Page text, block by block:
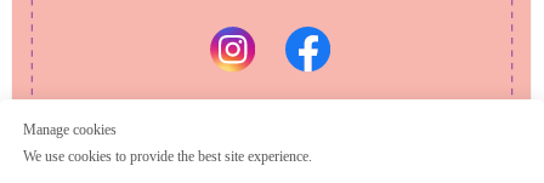
Manage cookies
We use cookies to provide the best site experience.